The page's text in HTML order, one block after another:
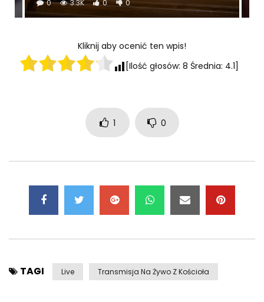
0 3.3K 0 0
Kliknij aby ocenić ten wpis!
[Ilość głosów: 8 Średnia: 4.1]
1 0
TAGI Live Transmisja Na Żywo Z Kościoła